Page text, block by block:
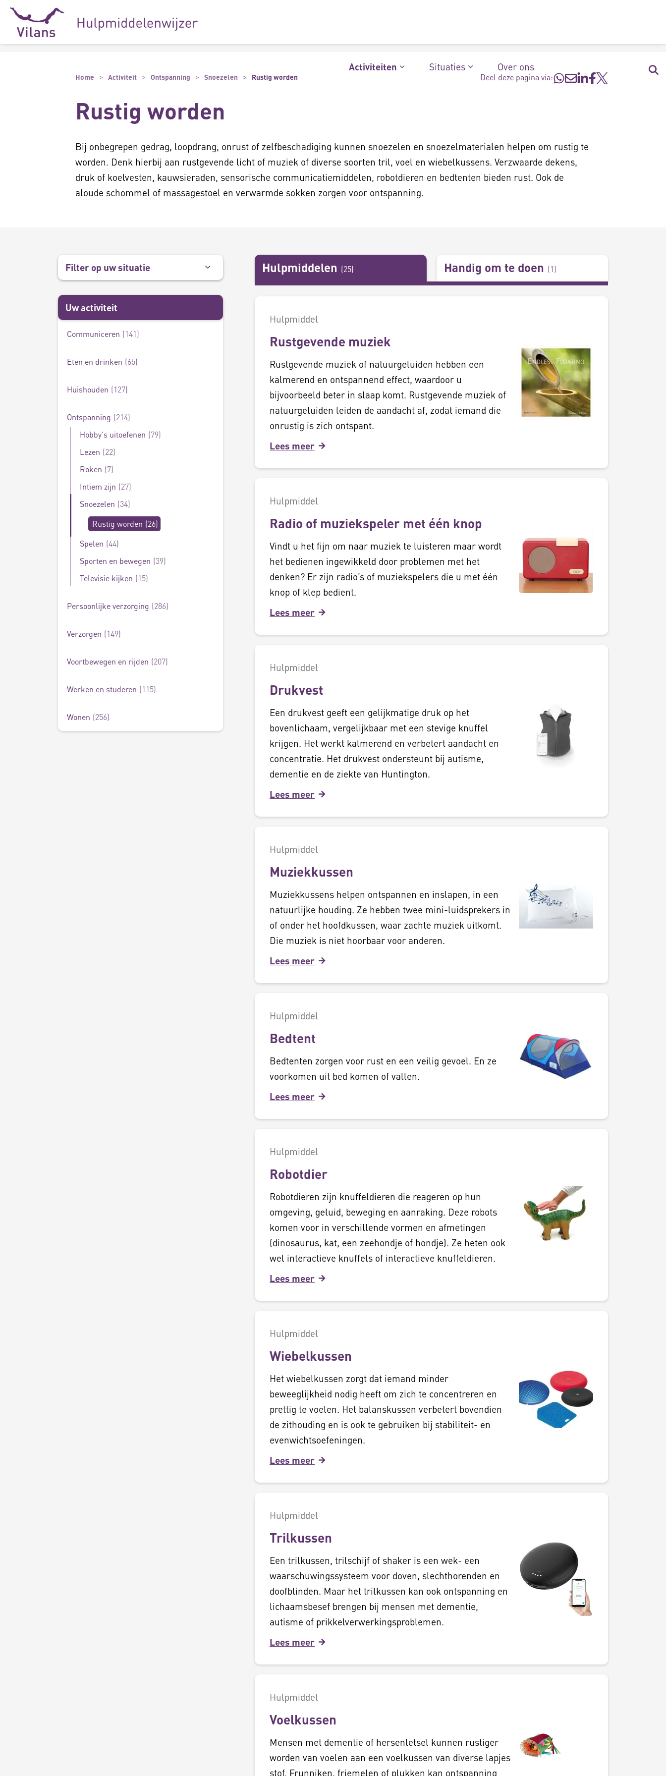
Naar hoofdinhoud
Naar footer
Activiteiten Situaties Over ons
Deel deze pagina via:
Home Activiteit Ontspanning Snoezelen Rustig worden
Rustig worden
Bij onbegrepen gedrag, loopdrang, onrust of zelfbeschadiging kunnen snoezelen en snoezelmaterialen helpen om rustig te
worden. Denk hierbij aan rustgevende licht of muziek of diverse soorten tril, voel en wiebelkussens. Verzwaarde dekens,
druk of koelvesten, kauwsieraden, sensorische communicatiemiddelen, robotdieren en bedtenten bieden rust. Ook de
aloude schommel of massagestoel en verwarmde sokken zorgen voor ontspanning.
Filter op uw situatie
Uw activiteit
Rustig worden 26
Communiceren 141
Eten en drinken 65
Huishouden 127
Ontspanning 214
Hobby's uitoefenen 79
Lezen 22
Roken 7
Intiem zijn 27
Snoezelen 34
Rustig worden 26
Spelen 44
Sporten en bewegen 39
Televisie kijken
15
Persoonlijke verzorging 286
Verzorgen 149
Voortbewegen en rijden 207
Werken en studeren 115
Wonen 256
Hulpmiddelen (25) Handig om te doen (1)
Hulpmiddel
Rustgevende muziek
Rustgevende muziek of natuurgeluiden hebben een
kalmerend en ontspannend effect, waardoor u
bijvoorbeeld beter in slaap komt. Rustgevende muziek of
natuurgeluiden leiden de aandacht af, zodat iemand die
onrustig is zich ontspant.
Lees meer
Hulpmiddel
Radio of muziekspeler met één knop
Vindt u het fijn om naar muziek te luisteren maar wordt
het bedienen ingewikkeld door problemen met het
denken? Er zijn radio’s of muziekspelers die u met één
knop of klep bedient.
Lees meer
Hulpmiddel
Drukvest
Een drukvest geeft een gelijkmatige druk op het
bovenlichaam, vergelijkbaar met een stevige knuffel
krijgen. Het werkt kalmerend en verbetert aandacht en
concentratie. Het drukvest ondersteunt bij autisme,
dementie en de ziekte van Huntington.
Lees meer
Hulpmiddel
Muziekkussen
Muziekkussens helpen ontspannen en inslapen, in een
natuurlijke houding. Ze hebben twee mini-luidsprekers in
of onder het hoofdkussen, waar zachte muziek uitkomt.
Die muziek is niet hoorbaar voor anderen.
Lees meer
Hulpmiddel
Bedtent
Bedtenten zorgen voor rust en een veilig gevoel. En ze
voorkomen uit bed komen of vallen.
Lees meer
Hulpmiddel
Robotdier
Robotdieren zijn knuffeldieren die reageren op hun
omgeving, geluid, beweging en aanraking. Deze robots
komen voor in verschillende vormen en afmetingen
(dinosaurus, kat, een zeehondje of hondje). Ze heten ook
wel interactieve knuffels of interactieve knuffeldieren.
Lees meer
Hulpmiddel
Wiebelkussen
Het wiebelkussen zorgt dat iemand minder
beweeglijkheid nodig heeft om zich te concentreren en
prettig te voelen. Het balanskussen verbetert bovendien
de zithouding en is ook te gebruiken bij stabiliteit- en
evenwichtsoefeningen.
Lees meer
Hulpmiddel
Trilkussen
Een trilkussen, trilschijf of shaker is een wek- een
waarschuwingssysteem voor doven, slechthorenden en
doofblinden. Maar het trilkussen kan ook ontspanning en
lichaamsbesef brengen bij mensen met dementie,
autisme of prikkelverwerkingsproblemen.
Lees meer
Hulpmiddel
Voelkussen
Mensen met dementie of hersenletsel kunnen rustiger
worden van voelen aan een voelkussen van diverse lapjes
stof. Frunniken, friemelen of plukken kan ontspanning